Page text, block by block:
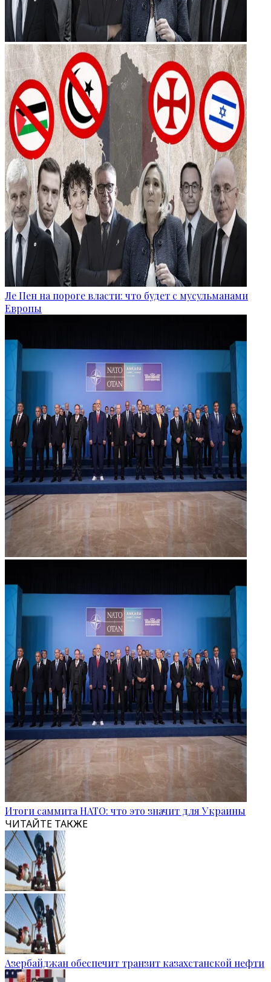
Ле Пен на пороге власти: что будет с мусульманами
Европы
Итоги саммита НАТО: что это значит для Украины
ЧИТАЙТЕ ТАКЖЕ
Азербайджан обеспечит транзит казахстанской нефти